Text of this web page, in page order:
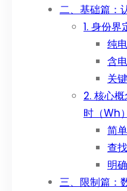
二、基础篇：
1. 身份界
纯
含
关
2. 核心
时（Wh
简
查
明
三、限制篇：